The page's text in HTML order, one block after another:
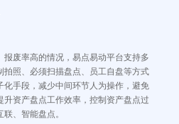
废率高的情况，易点易动平台支持多
照、必须扫描盘点、员工自盘等方式
手段，减少中间环节人为操作，避免
资产盘点工作效率，控制资产盘点过
、智能盘点。